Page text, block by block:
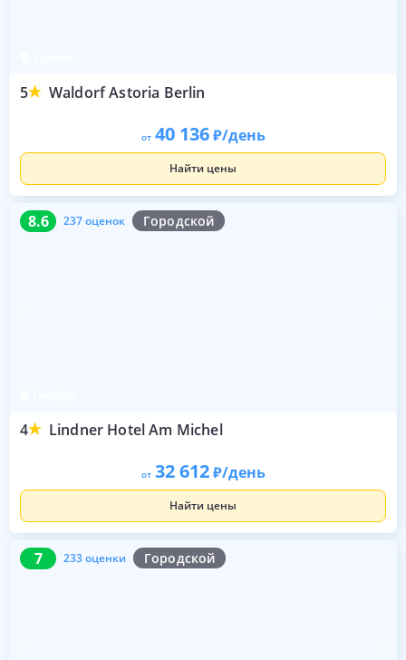
5 Waldorf Astoria Berlin
от 40 136 /день
Найти цены
8.6 237 оценок Городской
4 Lindner Hotel Am Michel
8.6 237 оценок
от 32 612 /день
Найти цены
7 233 оценки Городской
7 233 оценки